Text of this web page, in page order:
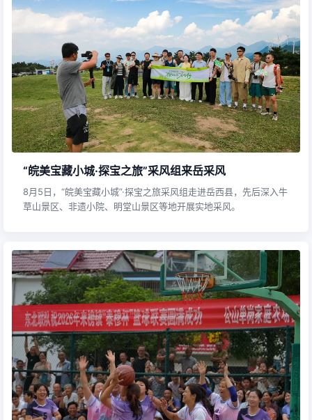
“皖美宝藏小城·探宝之旅”采风组来岳采风
8月5日，“皖美宝藏小城”·探宝之旅采风组走进岳西县，先后深入牛
草山景区、非遗小院、明堂山景区等地开展实地采风。